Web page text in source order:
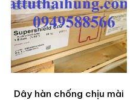
Dây hàn chống chịu mài